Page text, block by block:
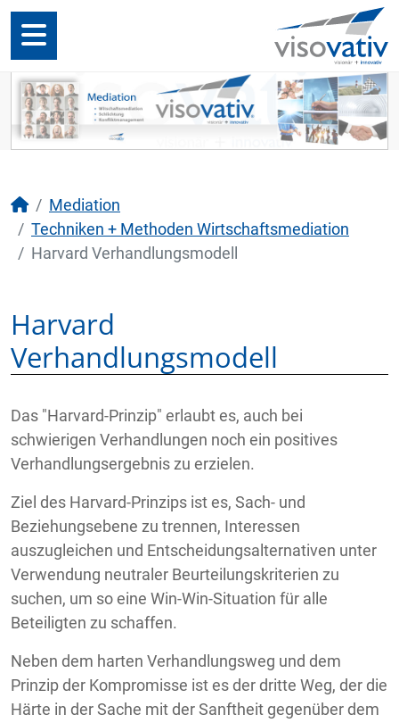
Mediation
Techniken + Methoden Wirtschaftsmediation
Harvard Verhandlungsmodell
Harvard
Verhandlungsmodell
Das "Harvard-Prinzip" erlaubt es, auch bei
schwierigen Verhandlungen noch ein positives
Verhandlungsergebnis zu erzielen.
Ziel des Harvard-Prinzips ist es, Sach- und
Beziehungsebene zu trennen, Interessen
auszugleichen und Entscheidungsalternativen unter
Verwendung neutraler Beurteilungskriterien zu
suchen, um so eine Win-Win-Situation für alle
Beteiligten zu schaffen.
Neben dem harten Verhandlungsweg und dem
Prinzip der Kompromisse ist es der dritte Weg, der die
Härte in der Sache mit der Sanftheit gegenüber dem